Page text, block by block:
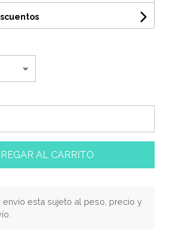
AL CARRITO
envío esta sujeto al peso, precio y